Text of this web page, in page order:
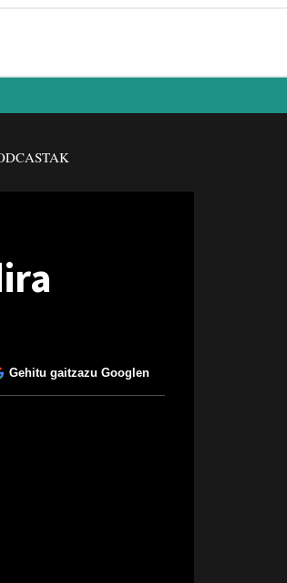
Gehitu gaitzazu Googlen